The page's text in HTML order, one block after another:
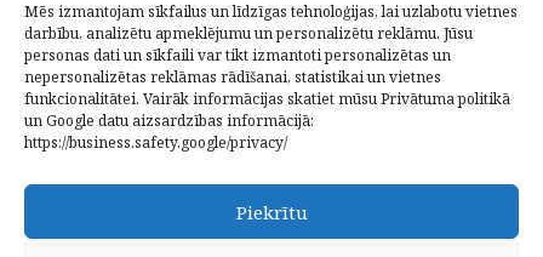
Mēs izmantojam sīkfailus un līdzīgas tehnoloģijas, lai uzlabotu vietnes
darbību, analizētu apmeklējumu un personalizētu reklāmu. Jūsu
personas dati un sīkfaili var tikt izmantoti personalizētas un
nepersonalizētas reklāmas rādīšanai, statistikai un vietnes
funkcionalitātei. Vairāk informācijas skatiet mūsu Privātuma politikā
un Google datu aizsardzības informācijā:
https://business.safety.google/privacy/⁠
Piekrītu
Blogs Pakalpojumi Kontakti